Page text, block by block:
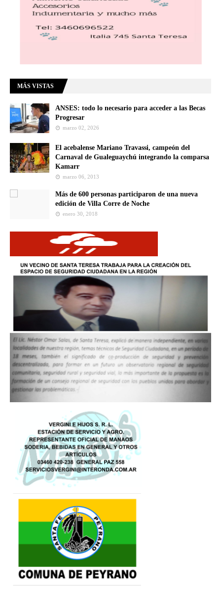
MÁS VISTAS
ANSES: todo lo necesario para acceder a las Becas
Progresar
marzo 02, 2026
El acebalense Mariano Travassi, campeón del
Carnaval de Gualeguaychú integrando la comparsa
Kamarr
marzo 06, 2013
Más de 600 personas participaron de una nueva
edición de Villa Corre de Noche
enero 30, 2018